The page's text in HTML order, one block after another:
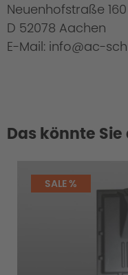
Neuenhofstraße 160
D 52078 Aachen
E-Mail: info@ac-
Das könnte
SALE %